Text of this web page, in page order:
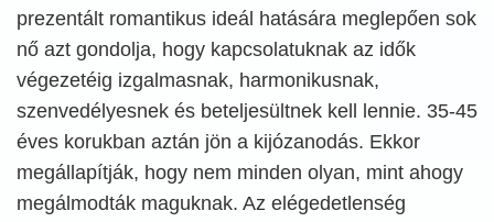
prezentált romantikus ideál hatására meglepően sok
nő azt gondolja, hogy kapcsolatuknak az idők
végezetéig izgalmasnak, harmonikusnak,
szenvedélyesnek és beteljesültnek kell lennie. 35-45
éves korukban aztán jön a kijózanodás. Ekkor
megállapítják, hogy nem minden olyan, mint ahogy
megálmodták maguknak. Az elégedetlenség